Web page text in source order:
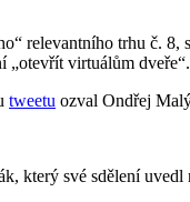
relevantního trhu č.
„otevřít virtuálům dveře“.
tweetu ozval Ondřej
který své sdělení uvedl